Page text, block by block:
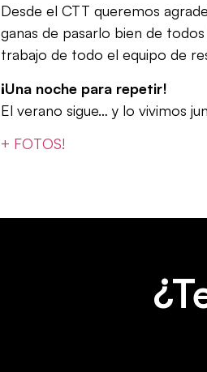
Desde el CTT queremos
ganas de pasarlo bien de
trabajo de todo el equipo de
¡Una noche para repetir!
El verano sigue… y lo vivimos
+ FOTOS!